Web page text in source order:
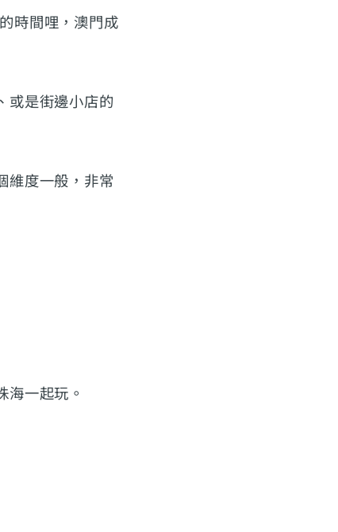
時間哩，澳門成
或是街邊小店的
維度一般，非常
一起玩。